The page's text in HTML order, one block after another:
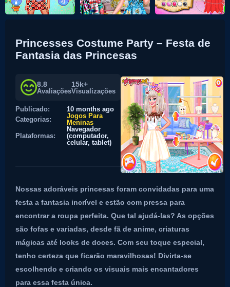
Princesses Costume Party – Festa de
Fantasia das Princesas
8.8
Avaliações
15k+
Visualizações
Publicado:
10 months ago
Categorias:
Jogos Para
Meninas
Plataformas:
Navegador
(computador,
celular, tablet)
Nossas adoráveis princesas foram convidadas para uma
festa a fantasia incrível e estão com pressa para
encontrar a roupa perfeita. Que tal ajudá-las? As opções
são fofas e variadas, desde fã de anime, criaturas
mágicas até looks de doces. Com seu toque especial,
tenho certeza que ficarão maravilhosas! Divirta-se
escolhendo e criando os visuais mais encantadores
para essa festa única.